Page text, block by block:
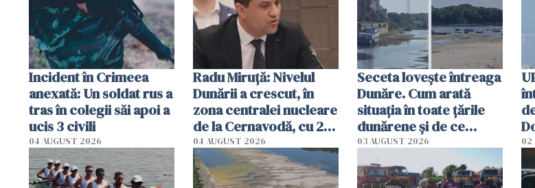
Incident în Crimeea
anexată: Un soldat rus a
tras în colegii săi apoi a
ucis 3 civili
04 AUGUST 2026
Radu Miruţă: Nivelul
Dunării a crescut, în
zona centralei nucleare
de la Cernavodă, cu 2
cm faţă de ziua trecută
04 AUGUST 2026
Seceta lovește întreaga
Dunăre. Cum arată
situația în toate țările
dunărene și de ce
România resimte
efectele, deși a plouat
în iulie
03 AUGUST 2026 02